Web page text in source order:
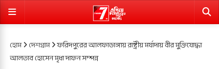
হোম দেশগ্রাম ফরিদপুরের আলফাডাঙ্গায় রাষ্ট্রীয় মর্যাদায় বীর মুক্তিযােদ্ধা
আলতাব হোসেন মৃধা দাফন সম্পন্ন